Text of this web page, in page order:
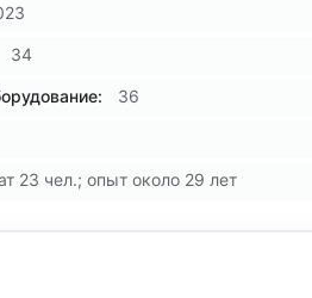
34
36
23 чел.; опыт около 29 лет